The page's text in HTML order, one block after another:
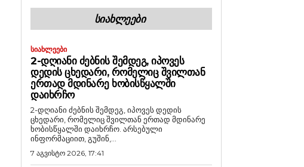
ᲡᲘᲐᲮᲚᲔᲔᲑᲘ
ᲡᲘᲐᲮᲚᲔᲔᲑᲘ
2-ᲓᲦᲘᲐᲜᲘ ᲫᲔᲑᲜᲘᲡ ᲨᲔᲛᲓᲔᲒ, ᲘᲞᲝᲕᲔᲡ
ᲓᲔᲓᲘᲡ ᲪᲮᲔᲓᲐᲠᲘ, ᲠᲝᲛᲔᲚᲘᲪ ᲨᲕᲘᲚᲗᲐᲜ
ᲔᲠᲗᲐᲓ ᲛᲓᲘᲜᲐᲠᲔ ᲮᲝᲑᲘᲡᲬᲧᲐᲚᲨᲘ
ᲓᲐᲘᲮᲠᲩᲝ
2-დღიანი ძებნის შემდეგ, იპოვეს დედის
ცხედარი, რომელიც შვილთან ერთად მდინარე
ხობისწყალში დაიხრჩო. არსებული
ინფორმაციით, გუშინ,...
7 აგვისტო 2026, 17:41